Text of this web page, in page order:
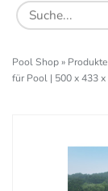
Search
for:
Pool Shop» Produkte
für Pool | 500 x 433 x